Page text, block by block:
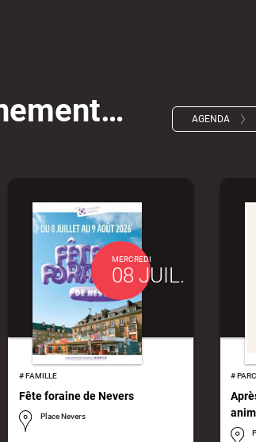
AGENDA
MERCREDI
08 JUIL.
#FAMILLE
Fête foraine de Nevers
Place Nevers
#